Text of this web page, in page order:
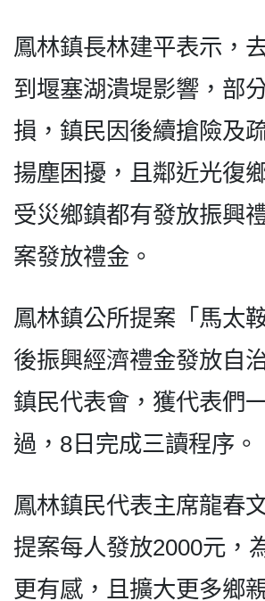
鳳林鎮長林建平表示，
到堰塞湖潰堤影響，部
損，鎮民因後續搶險及
揚塵困擾，且鄰近光復
受災鄉鎮都有發放振興
案發放禮金。
鳳林鎮公所提案「馬太
後振興經濟禮金發放自
鎮民代表會，獲代表們
過，8日完成三讀程序。
鳳林鎮民代表主席龍春
提案每人發放2000元，
更有感，且擴大更多鄉